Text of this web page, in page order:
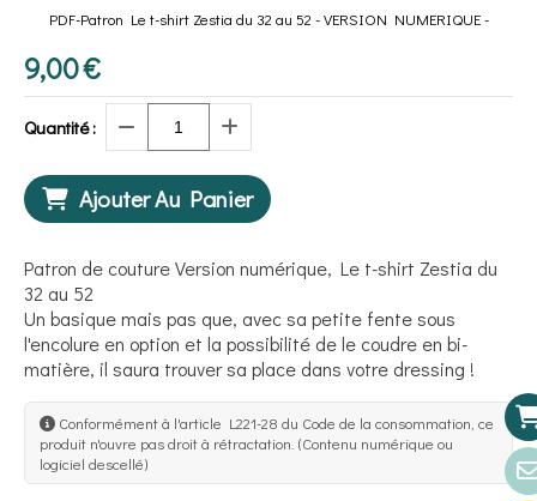
PDF-Patron Le t-shirt Zestia du 32 au 52 - VERSION NUMERIQUE -
9,00€
Quantité :
Ajouter Au Panier
Patron de couture Version numérique, Le t-shirt Zestia du
32 au 52
Un basique mais pas que, avec sa petite fente sous
l'encolure en option et la possibilité de le coudre en bi-
matière, il saura trouver sa place dans votre dressing !
Conformément à l'article L221-28 du Code de la consommation, ce
produit n'ouvre pas droit à rétractation. (Contenu numérique ou
logiciel descellé)